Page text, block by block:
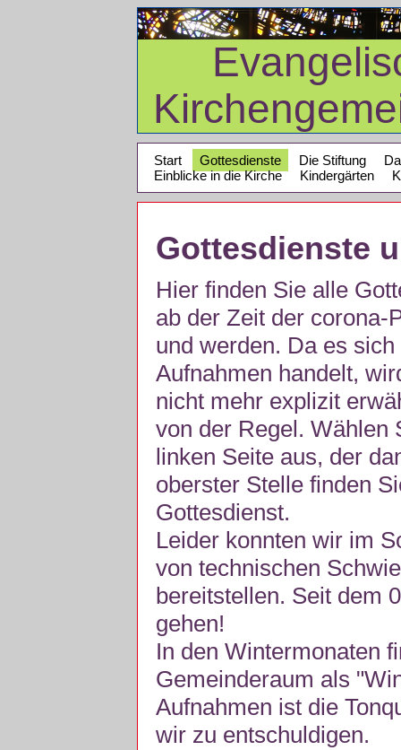
Start Gottesdienste Die Stiftung
Einblicke in die Kirche
Kindergärten
Gottesdienste
Hier finden Sie alle
ab der Zeit der corona-
und werden. Da es
Aufnahmen handelt,
nicht mehr explizit
von der Regel. Wählen
linken Seite aus, der
oberster Stelle finden
Gottesdienst.
Leider konnten wir im
von technischen
bereitstellen. Seit dem
gehen!
In den Wintermonaten
Gemeinderaum als
Aufnahmen ist die
wir zu entschuldigen.